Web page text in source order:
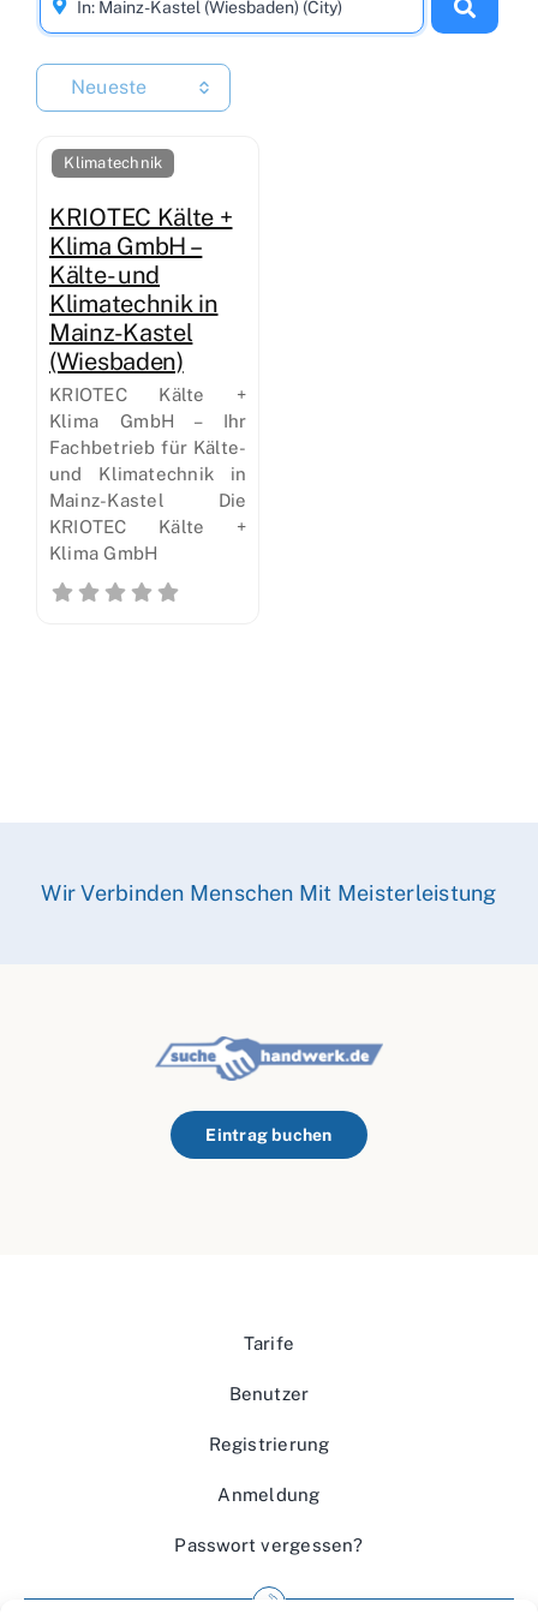
Neueste
Klimatechnik
KRIOTEC Kälte +
Klima GmbH –
Kälte- und
Klimatechnik in
Mainz-Kastel
(Wiesbaden)
KRIOTEC Kälte +
Klima GmbH – Ihr
Fachbetrieb für Kälte-
und Klimatechnik in
Mainz-Kastel Die
KRIOTEC Kälte +
Klima GmbH
Wir Verbinden Menschen Mit Meisterleistung
Eintrag buchen
Tarife
Benutzer
Registrierung
Anmeldung
Passwort vergessen?